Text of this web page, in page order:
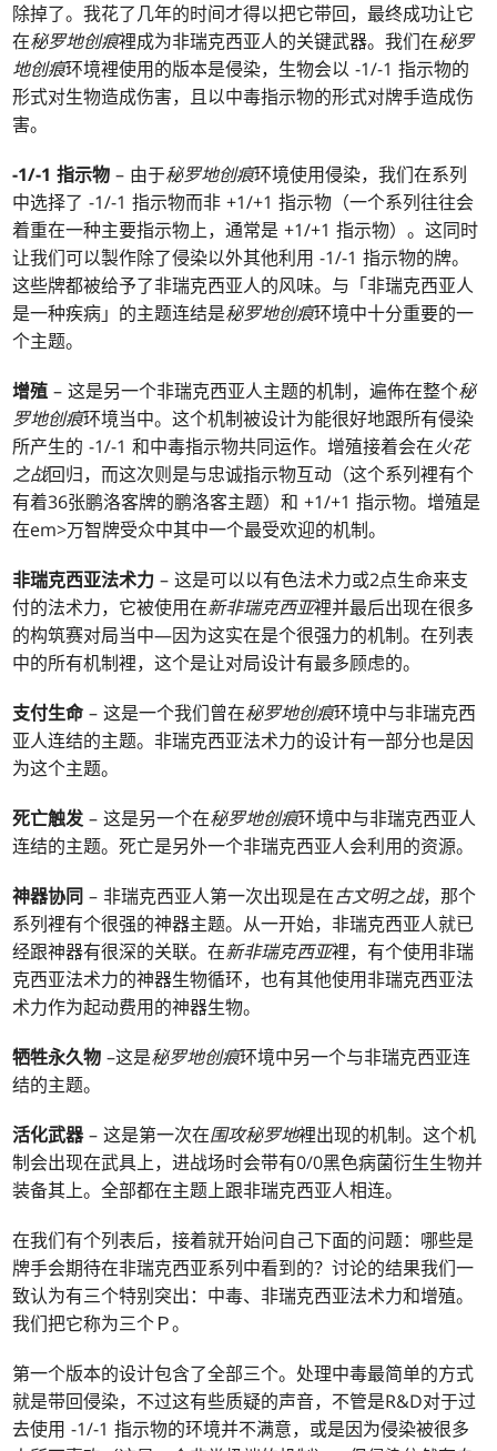
除掉了。我花了几年的时间才得以把它带回，最终成功让它
在秘罗地创痕裡成为非瑞克西亚人的关键武器。我们在秘罗
地创痕环境裡使用的版本是侵染，生物会以 -1/-1 指示物的
形式对生物造成伤害，且以中毒指示物的形式对牌手造成伤
害。
-1/-1 指示物 – 由于秘罗地创痕环境使用侵染，我们在系列
中选择了 -1/-1 指示物而非 +1/+1 指示物（一个系列往往会
着重在一种主要指示物上，通常是 +1/+1 指示物）。这同时
让我们可以製作除了侵染以外其他利用 -1/-1 指示物的牌。
这些牌都被给予了非瑞克西亚人的风味。与「非瑞克西亚人
是一种疾病」的主题连结是秘罗地创痕环境中十分重要的一
个主题。
增殖 – 这是另一个非瑞克西亚人主题的机制，遍佈在整个秘
罗地创痕环境当中。这个机制被设计为能很好地跟所有侵染
所产生的 -1/-1 和中毒指示物共同运作。增殖接着会在火花
之战回归，而这次则是与忠诚指示物互动（这个系列裡有个
有着36张鹏洛客牌的鹏洛客主题）和 +1/+1 指示物。增殖是
在em>万智牌受众中其中一个最受欢迎的机制。
非瑞克西亚法术力 – 这是可以以有色法术力或2点生命来支
付的法术力，它被使用在新非瑞克西亚裡并最后出现在很多
的构筑赛对局当中—因为这实在是个很强力的机制。在列表
中的所有机制裡，这个是让对局设计有最多顾虑的。
支付生命 – 这是一个我们曾在秘罗地创痕环境中与非瑞克西
亚人连结的主题。非瑞克西亚法术力的设计有一部分也是因
为这个主题。
死亡触发 – 这是另一个在秘罗地创痕环境中与非瑞克西亚人
连结的主题。死亡是另外一个非瑞克西亚人会利用的资源。
神器协同 – 非瑞克西亚人第一次出现是在古文明之战，那个
系列裡有个很强的神器主题。从一开始，非瑞克西亚人就已
经跟神器有很深的关联。在新非瑞克西亚裡，有个使用非瑞
克西亚法术力的神器生物循环，也有其他使用非瑞克西亚法
术力作为起动费用的神器生物。
牺牲永久物 –这是秘罗地创痕环境中另一个与非瑞克西亚连
结的主题。
活化武器– 这是第一次在围攻秘罗地裡出现的机制。这个机
制会出现在武具上，进战场时会带有0/0黑色病菌衍生生物并
装备其上。全部都在主题上跟非瑞克西亚人相连。
在我们有个列表后，接着就开始问自己下面的问题：哪些是
牌手会期待在非瑞克西亚系列中看到的？讨论的结果我们一
致认为有三个特别突出：中毒、非瑞克西亚法术力和增殖。
我们把它称为三个Ｐ。
第一个版本的设计包含了全部三个。处理中毒最简单的方式
就是带回侵染，不过这有些质疑的声音，不管是R&D对于过
去使用 -1/-1 指示物的环境并不满意，或是因为侵染被很多